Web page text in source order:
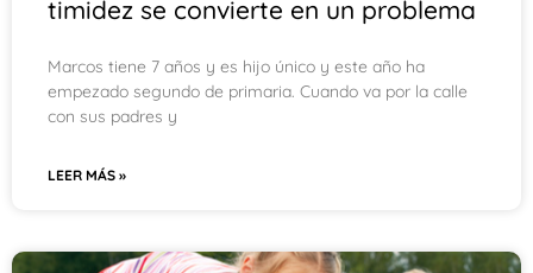
timidez se convierte en un problema
Marcos tiene 7 años y es hijo único y este año ha
empezado segundo de primaria. Cuando va por la calle
con sus padres y
LEER MÁS »